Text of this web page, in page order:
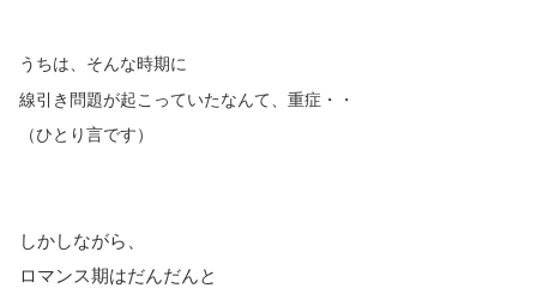
うちは、そんな時期に
線引き問題が起こっていたなんて、重症・・
（ひとり言です）
しかしながら、
ロマンス期はだんだんと